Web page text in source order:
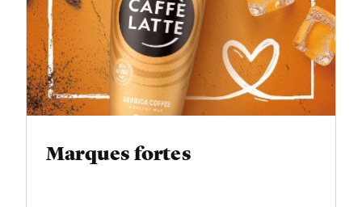
Marques fortes